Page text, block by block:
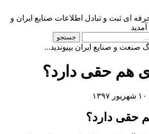
ای ثبت و تبادل اطلاعات صنایع ایران و
صنعت و صنایع ایران بپیوندید...
هم حقی دارد؟
حقی دارد؟